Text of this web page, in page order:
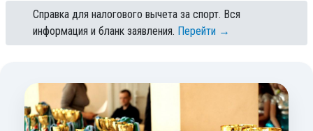
Справка для налогового вычета за спорт. Вся
информация и бланк заявления. Перейти →